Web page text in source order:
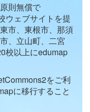
則無償で
ウェブサイトを提
市、東根市、那須
、立山町、二宮
校以上にedumap
をご利
に移行すること